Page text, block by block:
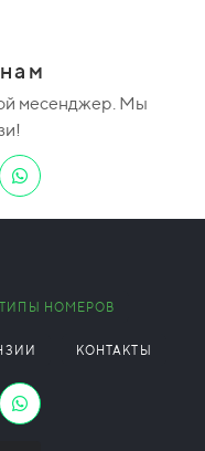
месенджер. Мы
ТИПЫ НОМЕРОВ
КОНТАКТЫ